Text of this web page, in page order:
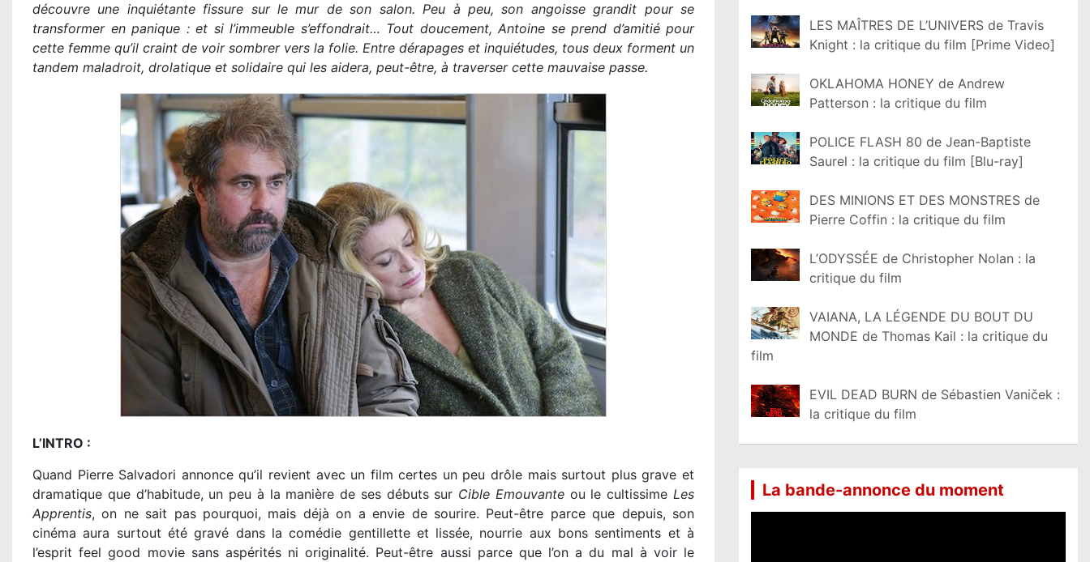
découvre une inquiétante fissure sur le mur de son salon. Peu à peu, son angoisse grandit pour se
transformer en panique : et si l’immeuble s’effondrait… Tout doucement, Antoine se prend d’amitié pour
cette femme qu’il craint de voir sombrer vers la folie. Entre dérapages et inquiétudes, tous deux forment un
tandem maladroit, drolatique et solidaire qui les aidera, peut-être, à traverser cette mauvaise passe.
L’INTRO :
Quand Pierre Salvadori annonce qu’il revient avec un film certes un peu drôle mais surtout plus grave et
dramatique que d’habitude, un peu à la manière de ses débuts sur Cible Emouvanteou le cultissimeLes
Apprentis, on ne sait pas pourquoi, mais déjà on a envie de sourire. Peut-être parce que depuis, son
cinéma aura surtout été gravé dans la comédie gentillette et lissée, nourrie aux bons sentiments et à
l’esprit feel good movie sans aspérités ni originalité. Peut-être aussi parce que l’on a du mal à voir le
LES MAÎTRES DE L’UNIVERS de Travis
Knight : la critique du film [Prime Video]
OKLAHOMA HONEY de Andrew
Patterson : la critique du film
POLICE FLASH 80 de Jean-Baptiste
Saurel : la critique du film [Blu-ray]
DES MINIONS ET DES MONSTRES de
Pierre Coffin : la critique du film
L’ODYSSÉE de Christopher Nolan : la
critique du film
VAIANA, LA LÉGENDE DU BOUT DU
MONDE de Thomas Kail : la critique du
film
EVIL DEAD BURN de Sébastien Vaniček :
la critique du film
La bande-annonce du moment